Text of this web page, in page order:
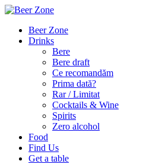
Beer Zone
Drinks
Bere
Bere draft
Ce recomandăm
Prima dată?
Rar / Limitat
Cocktails & Wine
Spirits
Zero alcohol
Food
Find Us
Get a table